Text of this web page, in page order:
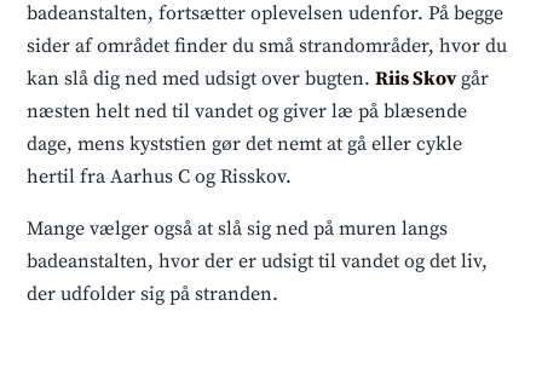
badeanstalten, fortsætter oplevelsen udenfor. På begge
sider af området finder du små strandområder, hvor du
kan slå dig ned med udsigt over bugten.Riis Skovgår
næsten helt ned til vandet og giver læ på blæsende
dage, mens kyststien gør det nemt at gå eller cykle
hertil fra Aarhus C og Risskov.
Mange vælger også at slå sig ned på muren langs
badeanstalten, hvor der er udsigt til vandet og det liv,
der udfolder sig på stranden.